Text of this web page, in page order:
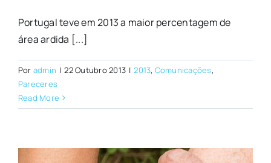
Portugal teve em 2013 a maior percentagem de
área ardida [...]
Por admin | 22 Outubro 2013 | 2013, Comunicações,
Pareceres
Read More